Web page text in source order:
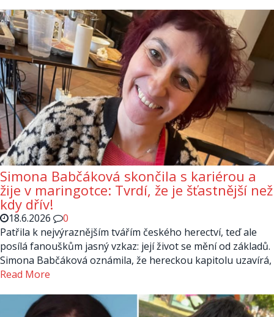
Simona Babčáková skončila s kariérou a
žije v maringotce: Tvrdí, že je šťastnější než
kdy dřív!
18.6.2026
0
Patřila k nejvýraznějším tvářím českého herectví, teď ale
posílá fanouškům jasný vzkaz: její život se mění od základů.
Simona Babčáková oznámila, že hereckou kapitolu uzavírá,
Read More